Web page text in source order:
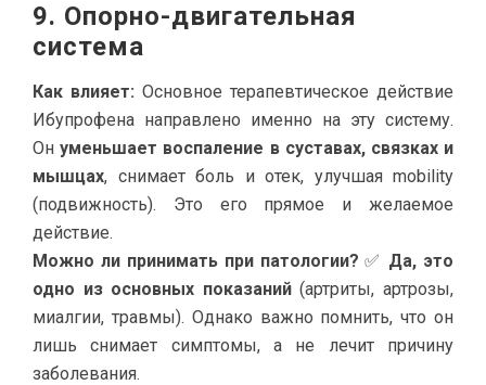
9. Опорно-двигательная
система
Как влияет: Основное терапевтическое действие
Ибупрофена направлено именно на эту систему.
Онуменьшает воспаление в суставах, связках и
мышцах, снимает боль и отек, улучшая mobility
(подвижность). Это его прямое и желаемое
действие.
Можно ли принимать при патологии? ✅ Да, это
одно из основных показаний(артриты, артрозы,
миалгии, травмы). Однако важно помнить, что он
лишь снимает симптомы, а не лечит причину
заболевания.